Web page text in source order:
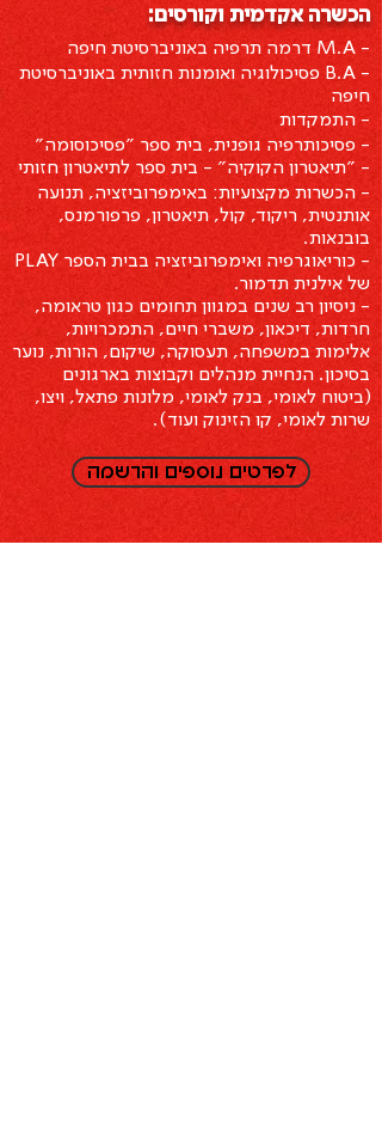
הכשרה אקדמית וקורסים:
- M.A דרמה תרפיה באוניברסיטת חיפה
- B.A פסיכולוגיה ואומנות חזותית באוניברסיטת
חיפה
- התמקדות
- פסיכותרפיה גופנית, בית ספר ״פסיכוסומה״
- ״תיאטרון הקוקיה״ - בית ספר לתיאטרון חזותי
- הכשרות מקצועיות: באימפרוביזציה, תנועה
אותנטית, ריקוד, קול, תיאטרון, פרפורמנס,
בובנאות.
- כוריאוגרפיה ואימפרוביזציה בבית הספר PLAY
של אילנית תדמור.
- ניסיון רב שנים במגוון תחומים כגון טראומה,
חרדות, דיכאון, משברי חיים, התמכרויות,
אלימות במשפחה, תעסוקה, שיקום, הורות, נוער
בסיכון. הנחיית מנהלים וקבוצות בארגונים
(ביטוח לאומי, בנק לאומי, מלונות פתאל, ויצו,
שרות לאומי, קו הזינוק ועוד).
לפרטים נוספים והרשמה